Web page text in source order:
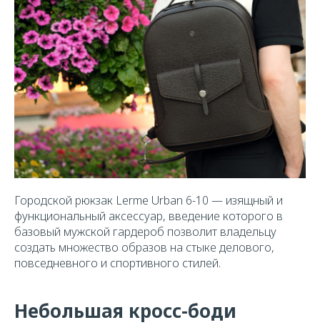
Городской рюкзак Lerme Urban 6-10 — изящный и
функциональный аксессуар, введение которого в
базовый мужской гардероб позволит владельцу
создать множество образов на стыке делового,
повседневного и спортивного стилей.
Небольшая кросс-боди